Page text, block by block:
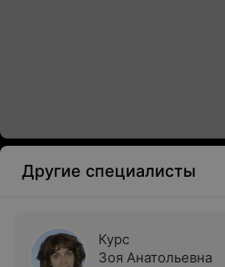
Другие специалисты
Курс
Зоя Анатольевна